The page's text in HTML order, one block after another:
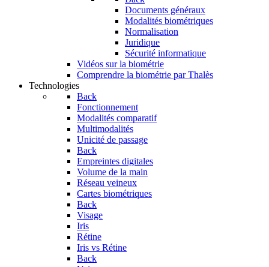
Documents généraux
Modalités biométriques
Normalisation
Juridique
Sécurité informatique
Vidéos sur la biométrie
Comprendre la biométrie par Thalès
Technologies
Back
Fonctionnement
Modalités comparatif
Multimodalités
Unicité de passage
Back
Empreintes digitales
Volume de la main
Réseau veineux
Cartes biométriques
Back
Visage
Iris
Rétine
Iris vs Rétine
Back